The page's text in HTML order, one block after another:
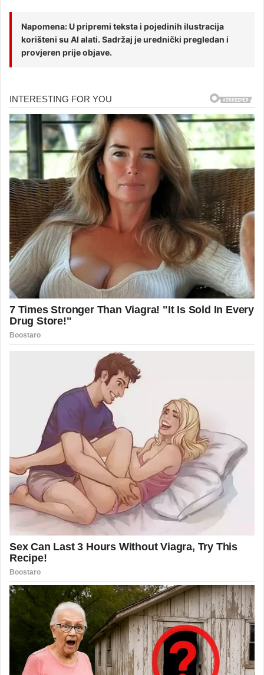
Napomena: U pripremi teksta i pojedinih ilustracija
korišteni su AI alati. Sadržaj je urednički pregledan i
provjeren prije objave.